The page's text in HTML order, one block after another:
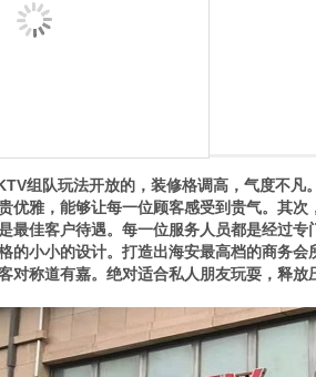
组队玩法开放的，装修格调高，气度不凡
优雅，能够让每一位顾客感受到贵气。其
最佳客户待遇。每一位服务人员都是经过
的小小的设计。打造出海安最高档的商务
对称道有嘉。绝对适合私人朋友玩耍，释放